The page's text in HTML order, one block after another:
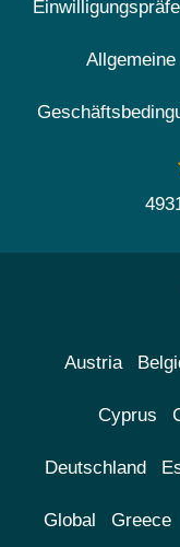
Allgemeine
Austria
Cyprus
Deutschland
Global Greece